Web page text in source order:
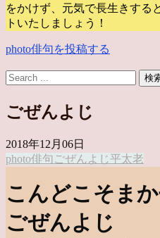
をかけず、元気で長生きする
トいたしましょう！
photo俳句を投稿する
ごぜんよじ
2018年12月06日
photo俳句ごぜんよじ平太老
こんどこそま
ごぜんよじ